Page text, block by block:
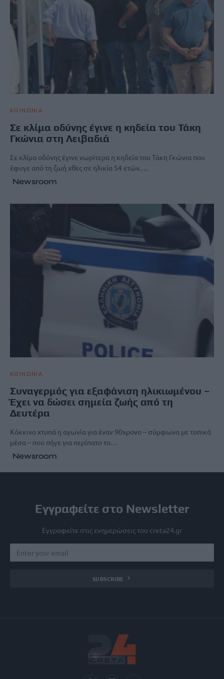
ΚΟΙΝΩΝΙΑ
Σε κλίμα οδύνης έγινε η κηδεία του Τάκη
Γκώνια στη Λειβαδιά
Σε κλίμα οδύνης έγινε νωρίτερα η κηδεία του Τάκη Γκώνια που
έφυγε από τη ζωή χθες σε ηλικία 54 ετών.…
Newsroom
ΚΟΙΝΩΝΙΑ
Συναγερμός για εξαφάνιση ηλικιωμένου –
Έχει να δώσει σημεία ζωής από τη
Δευτέρα
Κόκκινο χτυπά η αγωνία για έναν 90χρονο – σύμφωνα με τοπικά
μέσα – που πήγε για περίπατο το…
Newsroom
Εγγραφείτε στο Newsletter
Εγγραφείτε στις ενημερώσεις του creta24.gr
SUBSCRIBE